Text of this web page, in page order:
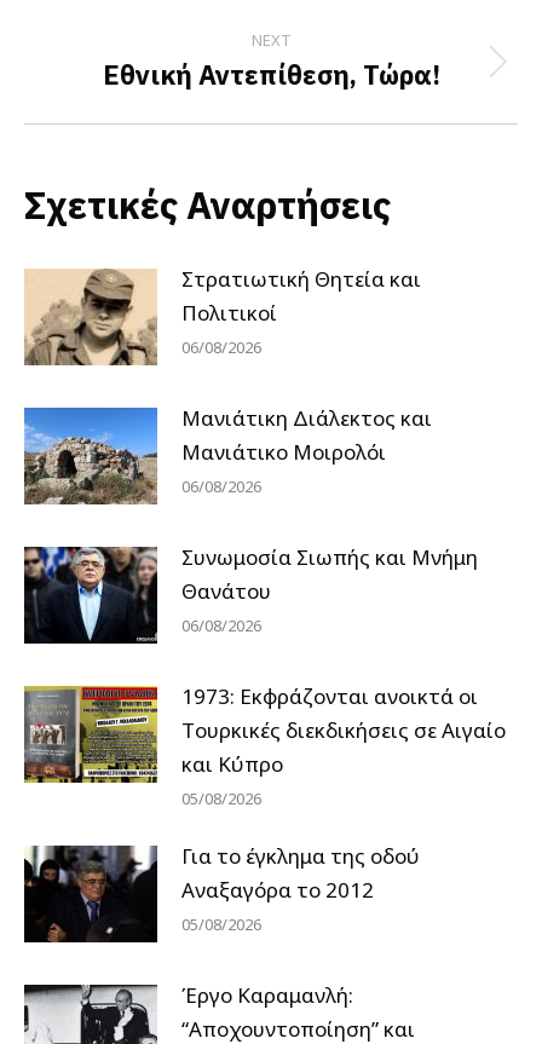
NEXT
Next
Εθνική Αντεπίθεση, Τώρα!
Σχετικές Αναρτήσεις
Στρατιωτική Θητεία και
Πολιτικοί
06/08/2026
Μανιάτικη Διάλεκτος και
Μανιάτικο Μοιρολόι
06/08/2026
Συνωμοσία Σιωπής και Μνήμη
Θανάτου
06/08/2026
1973: Εκφράζονται ανοικτά οι
Tουρκικές διεκδικήσεις σε Αιγαίο
και Κύπρο
05/08/2026
Για το έγκλημα της οδού
Αναξαγόρα το 2012
05/08/2026
Έργο Καραμανλή:
“Αποχουντοποίηση” και